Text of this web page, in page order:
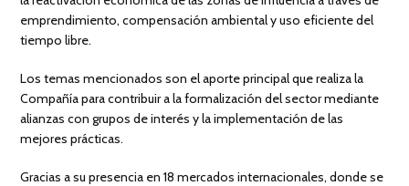
emprendimiento, compensación ambiental y uso eficiente del
tiempo libre.
Los temas mencionados son el aporte principal que realiza la
Compañía para contribuir a la formalización del sector mediante
alianzas con grupos de interés y la implementación de las
mejores prácticas.
Gracias a su presencia en 18 mercados internacionales, donde se